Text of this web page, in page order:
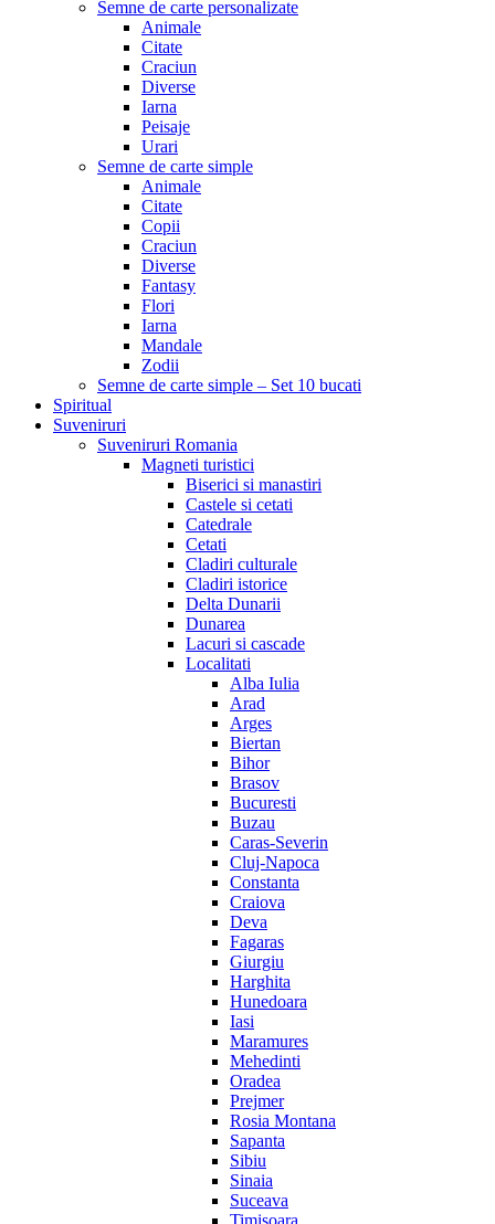
Semne de carte personalizate
Animale
Citate
Craciun
Diverse
Iarna
Peisaje
Urari
Semne de carte simple
Animale
Citate
Copii
Craciun
Diverse
Fantasy
Flori
Iarna
Mandale
Zodii
Semne de carte simple – Set 10 bucati
Spiritual
Suveniruri
Suveniruri Romania
Magneti turistici
Biserici si manastiri
Castele si cetati
Catedrale
Cetati
Cladiri culturale
Cladiri istorice
Delta Dunarii
Dunarea
Lacuri si cascade
Localitati
Alba Iulia
Arad
Arges
Biertan
Bihor
Brasov
Bucuresti
Buzau
Caras-Severin
Cluj-Napoca
Constanta
Craiova
Deva
Fagaras
Giurgiu
Harghita
Hunedoara
Iasi
Maramures
Mehedinti
Oradea
Prejmer
Rosia Montana
Sapanta
Sibiu
Sinaia
Suceava
Timisoara